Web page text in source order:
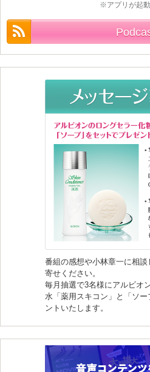
※アプリが起
番組の感想や小林章一に相
寄せください。
毎月抽選で3名様にアルビオ
水「薬用スキコン」と「ソ
ントいたします。